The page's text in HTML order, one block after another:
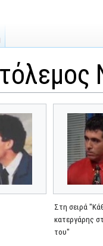
Στη σειρά
κατεργάρης
του"